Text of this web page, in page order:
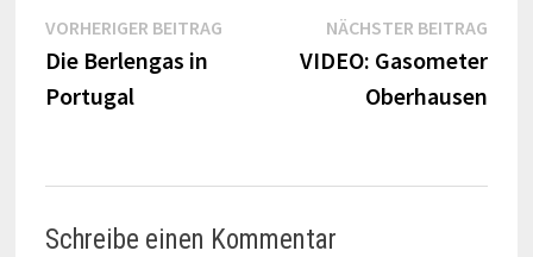
Beitragsnavigation
VORHERIGER BEITRAGVorheriger
Die Berlengas in
Portugal
NÄCHSTER BEITRAG
VIDEO: Gasometer
Oberhausen
Schreibe einen Kommentar